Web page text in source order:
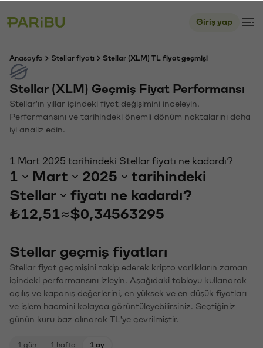
Giriş yap
Anasayfa Stellar fiyatı Stellar (XLM) TL fiyat geçmişi
Stellar (XLM) Geçmiş Fiyat Performansı
Stellar'ın yıllar içindeki fiyat değişimini inceleyin.
Performansını ve tarihindeki önemli dönüm noktalarını daha
iyi analiz edin.
1 Mart 2025 tarihindeki Stellar fiyatı ne kadardı?
1 Mart 2025
tarihindeki
Stellar
fiyatı ne kadardı?
₺12,51 ≈$0,34563295
Stellar geçmiş fiyatları
Stellar fiyat geçmişini takip ederek kripto varlıkların zaman
içindeki performansını izleyin. Aşağıdaki tabloyu kullanarak
açılış ve kapanış değerlerini, en yüksek ve en düşük fiyatları
ve işlem hacmini kolayca görüntüleyebilirsiniz. Seçtiğiniz
günün kuru baz alınarak TL'ye çevrilmiştir.
1 gün 1 hafta 1 ay